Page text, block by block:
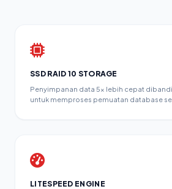
SSD RAID 10 STORAGE
Penyimpanan data 5x lebih cepat
untuk memproses pemuatan database
LITESPEED ENGINE